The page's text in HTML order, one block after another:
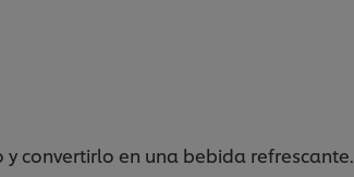
convertirlo en una bebida refrescante.